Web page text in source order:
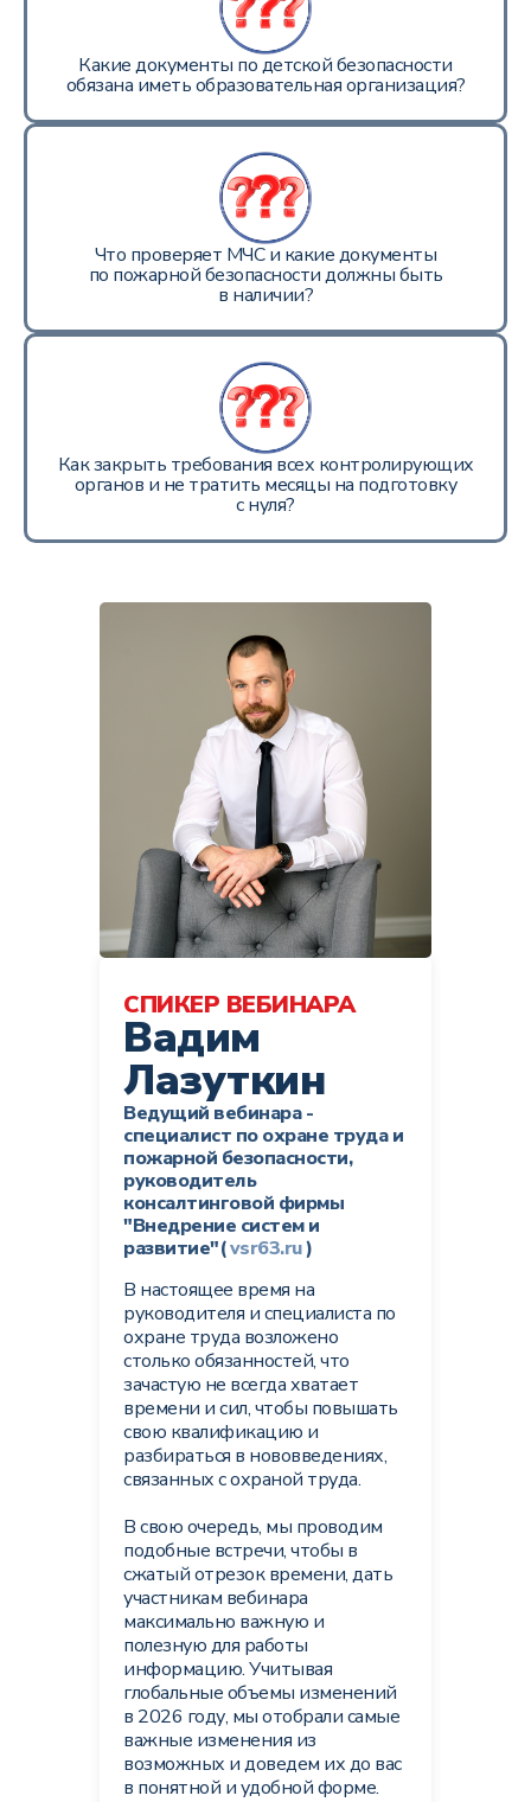
Какие документы по детской безопасности
обязана иметь образовательная организация?
Что проверяет МЧС и какие документы
по пожарной безопасности должны быть
в наличии?
Как закрыть требования всех контролирующих
органов и не тратить месяцы на подготовку
с нуля?
СПИКЕР ВЕБИНАРА
Вадим
Лазуткин
Ведущий вебинара -
специалист по охране труда и
пожарной безопасности,
руководитель
консалтинговой фирмы
"Внедрение систем и
развитие"(vsr63.ru)
В настоящее время на
руководителя и специалиста по
охране труда возложено
столько обязанностей, что
зачастую не всегда хватает
времени и сил, чтобы повышать
свою квалификацию и
разбираться в нововведениях,
связанных с охраной труда.
В свою очередь, мы проводим
подобные встречи, чтобы в
сжатый отрезок времени, дать
участникам вебинара
максимально важную и
полезную для работы
информацию. Учитывая
глобальные объемы изменений
в 2026 году, мы отобрали самые
важные изменения из
возможных и доведем их до вас
в понятной и удобной форме.